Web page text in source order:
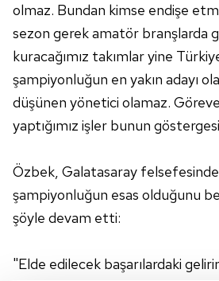
olmaz. Bundan kimse endişe
sezon gerek amatör branşlarda
kuracağımız takımlar yine
şampiyonluğun en yakın adayı
düşünen yönetici olamaz.
yaptığımız işler bunun
Özbek, Galatasaray
şampiyonluğun esas olduğunu
şöyle devam etti:
"Elde edilecek başarılardaki